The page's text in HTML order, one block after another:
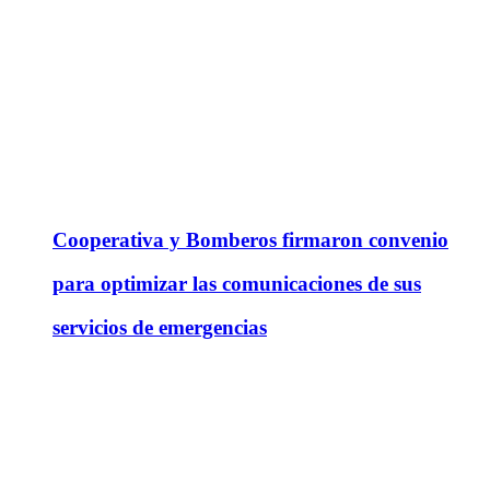
Cooperativa y Bomberos firmaron convenio
para optimizar las comunicaciones de sus
servicios de emergencias